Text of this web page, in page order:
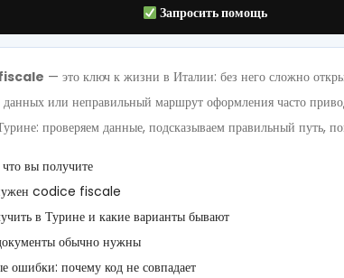
Запросить помощь
— это ключ к жизни в Италии: без него сложно
или неправильный маршрут оформления часто
проверяем данные, подсказываем правильный путь,
что вы получите
codice fiscale
в Турине и какие варианты бывают
обычно нужны
ошибки: почему код не совпадает